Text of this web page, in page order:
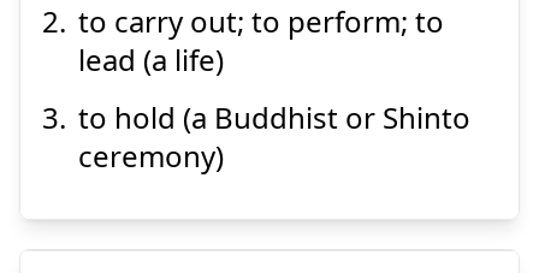
to carry out; to perform; to
lead (a life)
to hold (a Buddhist or Shinto
ceremony)